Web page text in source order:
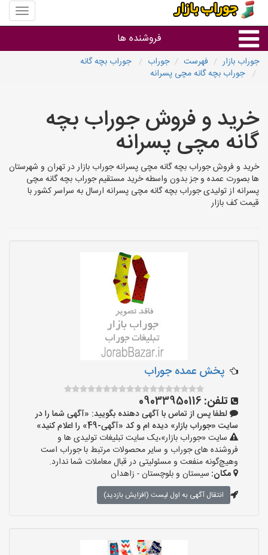
منوی
سایت
بازار
فروشنده ها
جوراب بازار فهرست جوراب
جوراب بچه گانه
جوراب بچه گانه مچی پسرانه
خرید و فروش جوراب بچه
گانه مچی پسرانه
خرید و فروش جوراب بچه گانه مچی پسرانه جوراب بازار در تهران و شهرستان
ها بصورت عمده و جز بدون واسطه خرید مستقیم جوراب بچه گانه مچی
پسرانه از تولیدی جوراب بچه گانه مچی پسرانه ارسال به سراسر کشور با
قیمت کف بازار
پخش عمده جوراب
تلفن: 09033950116
لطفا پس از تماس با آگهی دهنده بگویید: «آگهی شما را در
سایت «جوراب بازار» دیده ام و کد «آگهی-49» را اعلام کنید»
سایت «جوراب بازار»،یک سایت تبلیغات تولیدی ها و
فروشنده های جوراب و سایر محصولات مرتبط با جوراب است
وهیچ‌گونه منفعت و مسئولیتی در قبال معاملات شما ندارد.
مکان: سیستان و بلوچستان - زاهدان
انتقال آگهی به اول لیست (افزایش بازدید)